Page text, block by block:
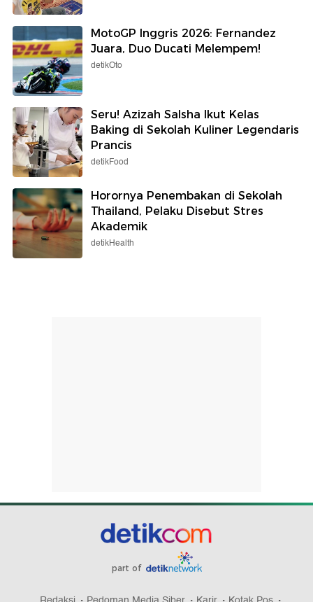
MotoGP Inggris 2026: Fernandez
Juara, Duo Ducati Melempem!
detikOto
Seru! Azizah Salsha Ikut Kelas
Baking di Sekolah Kuliner Legendaris
Prancis
detikFood
Horornya Penembakan di Sekolah
Thailand, Pelaku Disebut Stres
Akademik
detikHealth
part of